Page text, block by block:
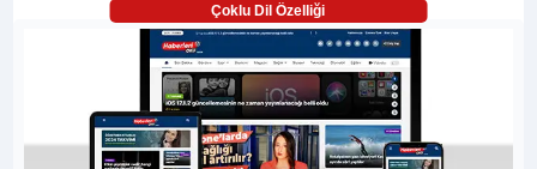
Çoklu Dil Özelliği